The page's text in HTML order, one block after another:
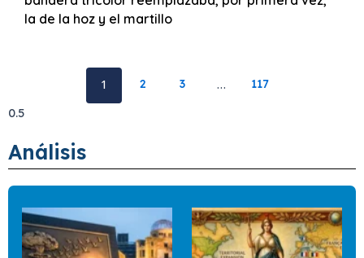
la de la hoz y el martillo
1 2 3 … 117
Análisis